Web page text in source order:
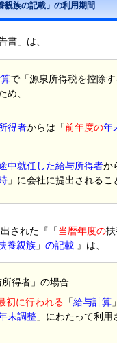
親族の記載」の利用期間
書」は、
で「源泉所得税を控除
め、
得者からは「前年度の年
中就任した給与所得者か
」に会社に提出されるこ
された『「当暦年度の
養親族 」 の記載 』は、
所得者」の場合
に行われる 「給与計算
末調整 」にわたって利用